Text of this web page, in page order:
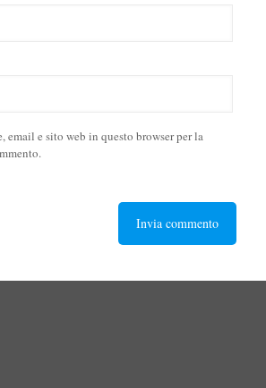
email e sito web in questo browser per la